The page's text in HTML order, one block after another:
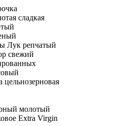
сладкая
Лук репчатый
свежий
цельнозерновая
молотый
Extra Virgin